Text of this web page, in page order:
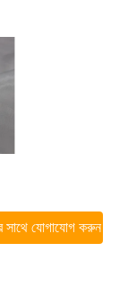
সাথে যোগাযোগ করুন